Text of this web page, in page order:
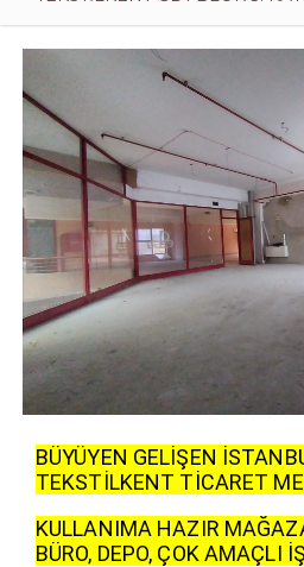
BÜYÜYEN GELİŞEN
TEKSTİLKENT TİCARET
KULLANIMA HAZIR
BÜRO, DEPO, ÇOK AMAÇLI